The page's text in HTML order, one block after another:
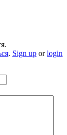
. Sign up orlogin